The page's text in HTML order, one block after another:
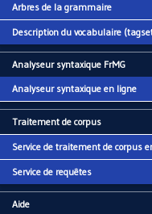
Arbres de la grammaire
Description du vocabulaire
Analyseur syntaxique FrMG
Analyseur syntaxique en ligne
Traitement de corpus
Service de traitement de corpus
Service de requêtes
Aide